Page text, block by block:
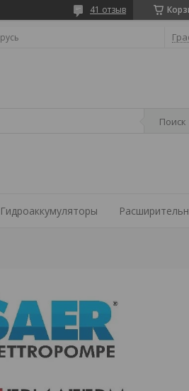
41 отзыв
Поиск
Гидроаккумуляторы